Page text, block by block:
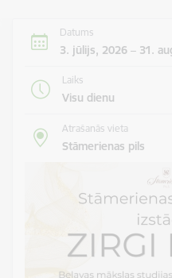
Datums
3. jūlijs, 2026 – 31.
Laiks
Visu dienu
Atrašanās vieta
Stāmerienas pils